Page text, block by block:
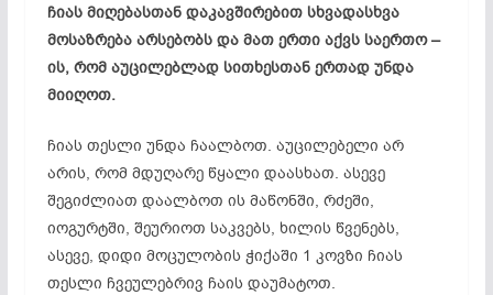
ჩიას მიღებასთან დაკავშირებით სხვადასხვა
მოსაზრება არსებობს და მათ ერთი აქვს საერთო –
ის, რომ აუცილებლად სითხესთან ერთად უნდა
მიიღოთ.
ჩიას თესლი უნდა ჩაალბოთ. აუცილებელი არ
არის, რომ მდუღარე წყალი დაასხათ. ასევე
შეგიძლიათ დაალბოთ ის მაწონში, რძეში,
იოგურტში, შეურიოთ საკვებს, ხილის წვენებს,
ასევე, დიდი მოცულობის ჭიქაში 1 კოვზი ჩიას
თესლი ჩვეულებრივ ჩაის დაუმატოთ.